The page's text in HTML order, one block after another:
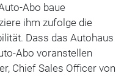
Abo baue
ihm zufolge die
Dass das Autohaus
Abo voranstellen
Chief Sales Officer von